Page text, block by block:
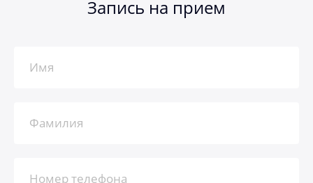
Запись на прием